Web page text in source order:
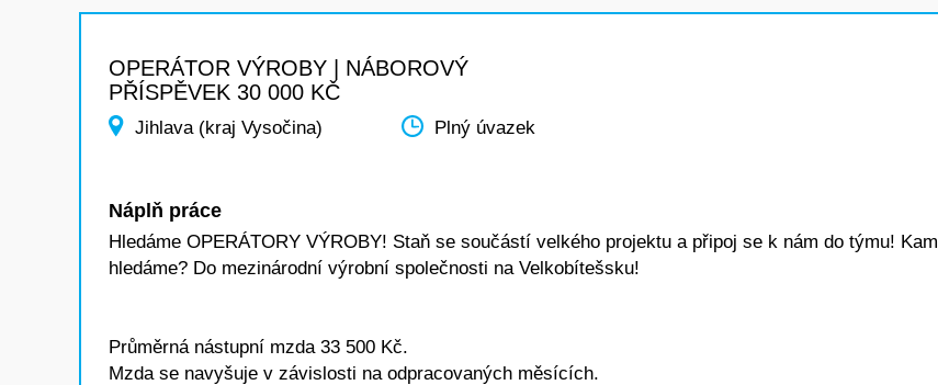
OPERÁTOR VÝROBY | NÁBOROVÝ
PŘÍSPĚVEK 30 000 KČ
Jihlava (kraj Vysočina) Plný úvazek
Náplň práce
Hledáme OPERÁTORY VÝROBY! Staň se součástí velkého projektu a připoj se k nám do týmu! Kam
hledáme? Do mezinárodní výrobní společnosti na Velkobítešsku!
Průměrná nástupní mzda 33 500 Kč.
Mzda se navyšuje v závislosti na odpracovaných měsících.